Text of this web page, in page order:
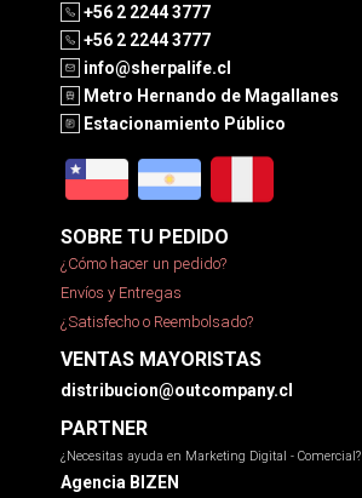
+56 2 2244 3777
+56 2 2244 3777
info@sherpalife.cl
Metro Hernando de Magallanes
Estacionamiento Público
SOBRE TU PEDIDO
¿Cómo hacer un pedido?
Envíos y Entregas
¿Satisfecho o Reembolsado?
VENTAS MAYORISTAS
distribucion@outcompany.cl
PARTNER
¿Necesitas ayuda en Marketing Digital - Comercial?
Agencia BIZEN